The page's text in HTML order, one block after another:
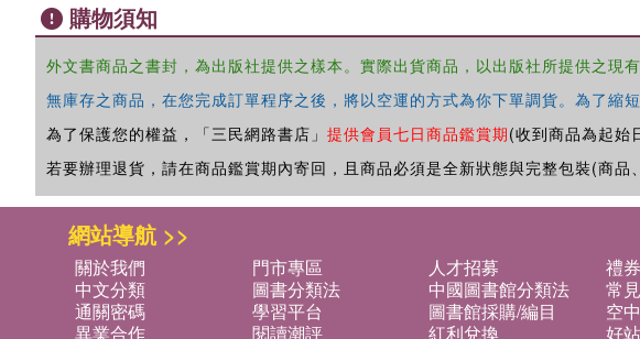
購物須知
外文書商品之書封，為出版社提供之樣本。實際出貨商品，以出版社所提供之現
無庫存之商品，在您完成訂單程序之後，將以空運的方式為你下單調貨。為了縮
為了保護您的權益，「三民網路書店」 提供會員七日商品鑑賞期(收到商品為起始
若要辦理退貨，請在商品鑑賞期內寄回，且商品必須是全新狀態與完整包裝(商品
網站導航 >>
關於我們 門市專區 人才招募 禮
中文分類
圖書分類法 中國圖書館分類法 常
通關密碼
學習平台 圖書館採購/編目 空
異業合作
閱讀潮評 紅利兌換 好